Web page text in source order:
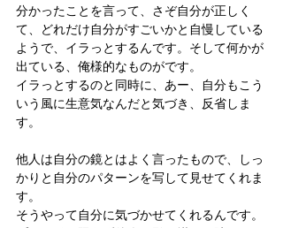
分かったことを言って、さぞ自分が正しく
て、どれだけ自分がすごいかと自慢している
ようで、イラっとするんです。そして何かが
出ている、俺様的なものがです。
イラっとするのと同時に、あー、自分もこう
いう風に生意気なんだと気づき、反省しま
す。
他人は自分の鏡とはよく言ったもので、しっ
かりと自分のパターンを写して見せてくれま
す。
そうやって自分に気づかせてくれるんです。